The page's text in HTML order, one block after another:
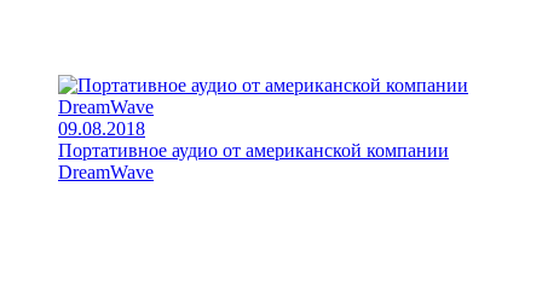
09.08.2018
Портативное аудио от американской компании
DreamWave